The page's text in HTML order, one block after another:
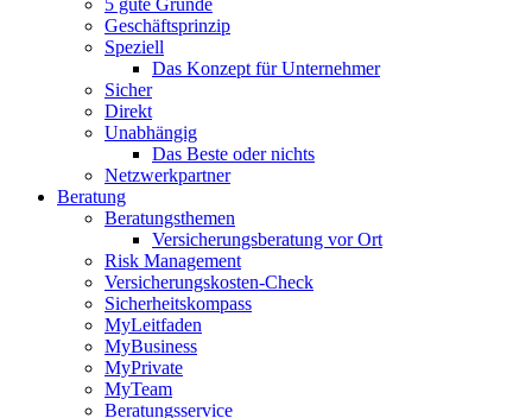
5 gute Gründe
Geschäftsprinzip
Speziell
Das Konzept für Unternehmer
Sicher
Direkt
Unabhängig
Das Beste oder nichts
Netzwerkpartner
Beratung
Beratungsthemen
Versicherungsberatung vor Ort
Risk Management
Versicherungskosten-Check
Sicherheitskompass
MyLeitfaden
MyBusiness
MyPrivate
MyTeam
Beratungsservice